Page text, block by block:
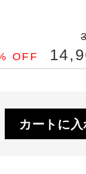
OFF
カートに